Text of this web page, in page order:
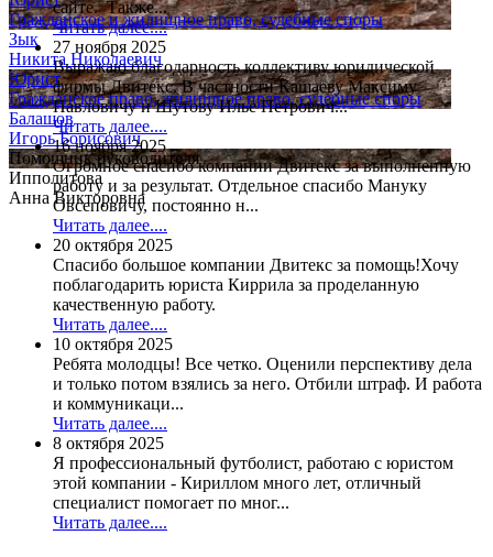
Гражданское и жилищное право, судебные споры
Зык
Никита Николаевич
Юрист
Гражданское право, жилищное право, судебные споры
Балашов
Игорь Борисович
Помощник руководителя
Ипполитова
Анна Викторовна
сайте. Также...
Читать далее....
27 ноября 2025
Выражаю благодарность коллективу юридической
фирмы Двитекс. В частности Кашаеву Максиму
Павловичу и Шутову Илье Петрович...
Читать далее....
16 ноября 2025
Огромное спасибо компании Двитекс за выполненную
работу и за результат. Отдельное спасибо Мануку
Овсеповичу, постоянно н...
Читать далее....
20 октября 2025
Спасибо большое компании Двитекс за помощь!Хочу
поблагодарить юриста Киррила за проделанную
качественную работу.
Читать далее....
10 октября 2025
Ребята молодцы! Все четко. Оценили перспективу дела
и только потом взялись за него. Отбили штраф. И работа
и коммуникаци...
Читать далее....
8 октября 2025
Я профессиональный футболист, работаю с юристом
этой компании - Кириллом много лет, отличный
специалист помогает по мног...
Читать далее....